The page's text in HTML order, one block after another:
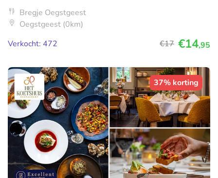
Bregje Oegstgeest
Oegstgeest (0km)
Verkocht: 472
€17 €14,95
37% korting